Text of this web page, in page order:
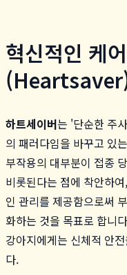
혁신적인 케
하트세이버는 '단순한 주
의 패러다임을 바꾸고 있
부작용의 대부분이 접종
비롯된다는 점에 착안하
인 관리를 제공함으로써
화하는 것을 목표로 합니
강아지에게는 신체적 안
다.